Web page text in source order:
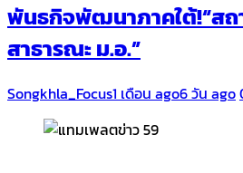
พันธกิจพัฒนาภาคใต้!“สถ
สาธารณะ ม.อ.”
Songkhla_Focus1 เดือน ago6 วัน ago